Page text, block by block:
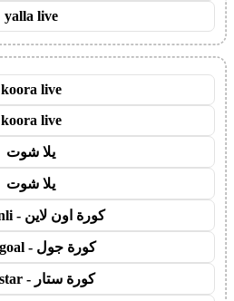
yalla live
koora live
koora live
يلا شوت
يلا شوت
كورة اون لاين - kora onli
كورة جول - kora goal
كورة ستار - kora star